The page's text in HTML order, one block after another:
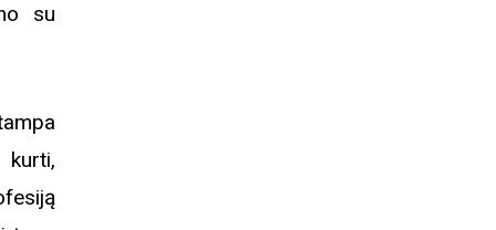
su
kurti,